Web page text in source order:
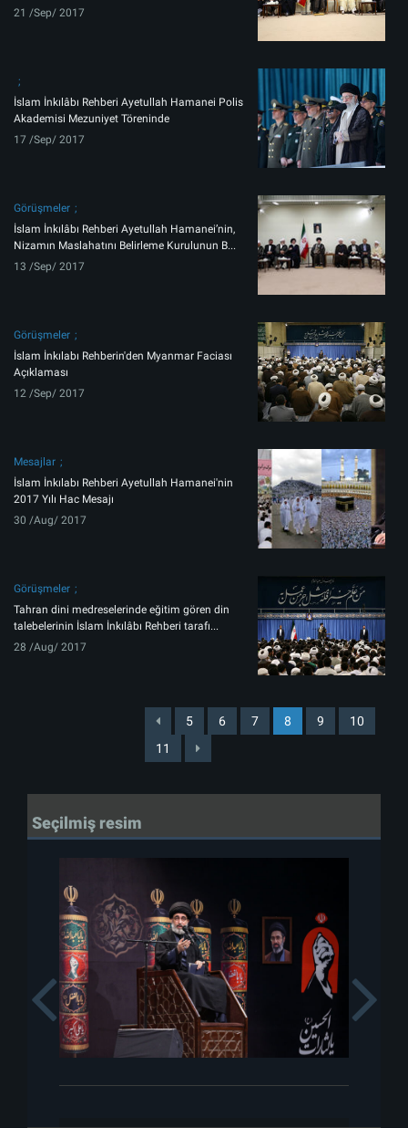
21 /Sep/ 2017
İslam İnkılâbı Rehberi Ayetullah Hamanei Polis
Akademisi Mezuniyet Töreninde
17 /Sep/ 2017
Görüşmeler
İslam İnkılâbı Rehberi Ayetullah Hamanei’nin,
Nizamın Maslahatını Belirleme Kurulunun B...
13 /Sep/ 2017
Görüşmeler
İslam İnkılabı Rehberin'den Myanmar Faciası
Açıklaması
12 /Sep/ 2017
Mesajlar
İslam İnkılabı Rehberi Ayetullah Hamanei'nin
2017 Yılı Hac Mesajı
30 /Aug/ 2017
Görüşmeler
Tahran dini medreselerinde eğitim gören din
talebelerinin İslam İnkılâbı Rehberi tarafı...
28 /Aug/ 2017
5 6 7 8 9
10
11
Seçilmiş resim
Previous